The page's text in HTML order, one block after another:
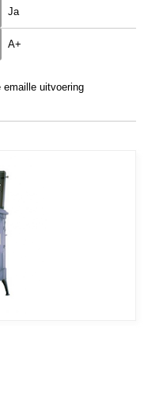
Ja
A+
emaille uitvoering